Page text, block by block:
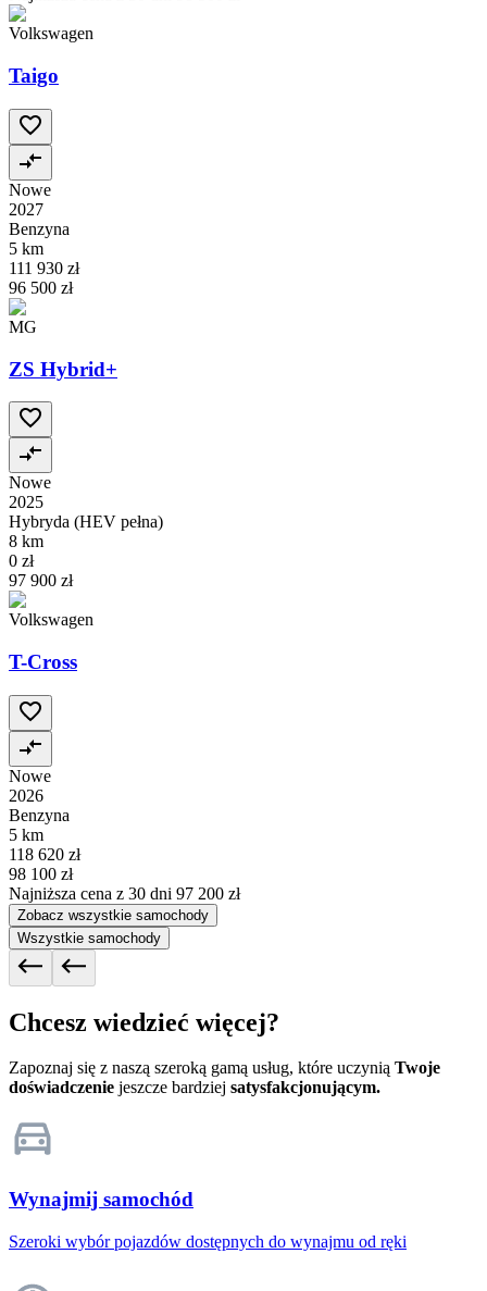
Volkswagen
Taigo
Nowe
2027
Benzyna
5 km
111 930 zł
96 500 zł
MG
ZS Hybrid+
Nowe
2025
Hybryda (HEV pełna)
8 km
0 zł
97 900 zł
Volkswagen
T-Cross
Nowe
2026
Benzyna
5 km
118 620 zł
98 100 zł
Najniższa cena z 30 dni 97 200 zł
Zobacz wszystkie samochody
Wszystkie samochody
Chcesz wiedzieć więcej?
Zapoznaj się z naszą szeroką gamą usług, które uczynią Twoje
doświadczenie jeszcze bardziej satysfakcjonującym.
Wynajmij samochód
Szeroki wybór pojazdów dostępnych do wynajmu od ręki